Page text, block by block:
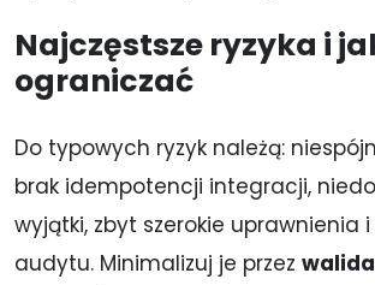
Najczęstsze ryzyka i
ograniczać
Do typowych ryzyk należą:
brak idempotencji integracji,
wyjątki, zbyt szerokie uprawnienia
audytu. Minimalizuj je przez